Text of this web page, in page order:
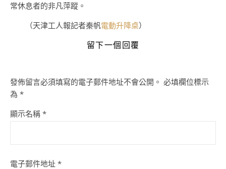
常休息者的非凡萍蹤。
（天津工人報記者秦帆電動升降桌）
留下一個回覆
發佈留言必須填寫的電子郵件地址不會公開。 必填欄位標示
為 *
顯示名稱 *
電子郵件地址 *